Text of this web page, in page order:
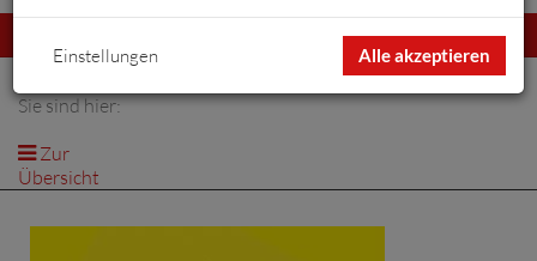
umschalten
Sie sind hier:
Zur
Übersicht
Alle akzeptieren
Einstellungen